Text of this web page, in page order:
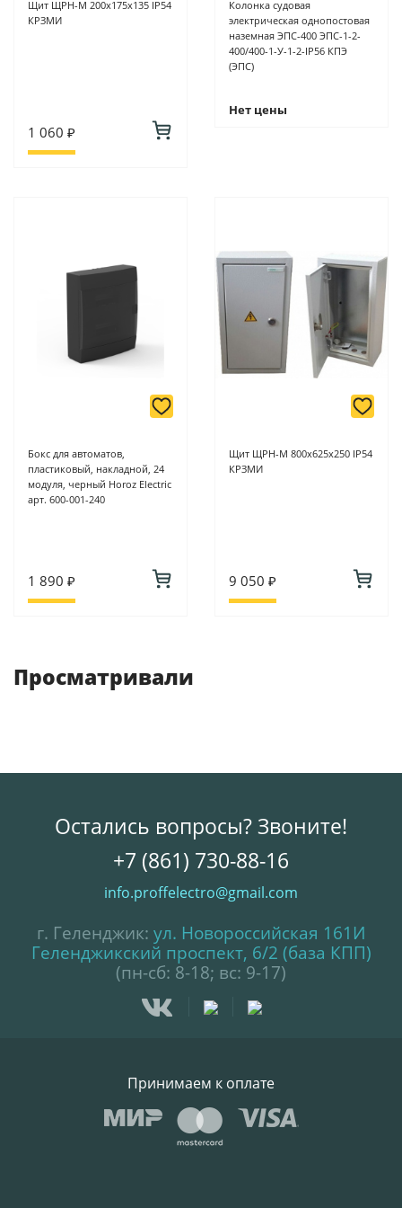
Щит ЩРН-М 200х175х135 IP54
КРЗМИ
1 060 ₽
Колонка судовая
электрическая однопостовая
наземная ЭПС-400 ЭПС-1-2-
400/400-1-У-1-2-IP56 КПЭ
(ЭПС)
Нет цены
Бокс для автоматов,
пластиковый, накладной, 24
модуля, черный Horoz Electric
арт. 600-001-240
1 890 ₽
Щит ЩРН-М 800х625х250 IP54
КРЗМИ
9 050 ₽
Просматривали
Остались вопросы? Звоните!
+7 (861) 730-88-16
info.proffelectro@gmail.com
г. Геленджик: ул. Новороссийская 161И
Геленджикский проспект, 6/2 (база КПП)
(пн-сб: 8-18; вс: 9-17)
Принимаем к оплате